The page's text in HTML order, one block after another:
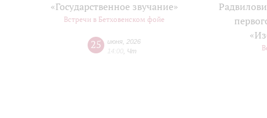
«Государственное звучание»
Встречи в Бетховенском фойе
25 июня 2026
14:00 Чт